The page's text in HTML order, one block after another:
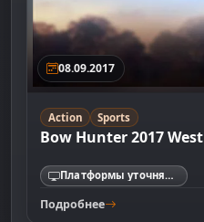
08.09.2017
Action Sports
Bow Hunter 2017 West
Платформы уточняются
Подробнее